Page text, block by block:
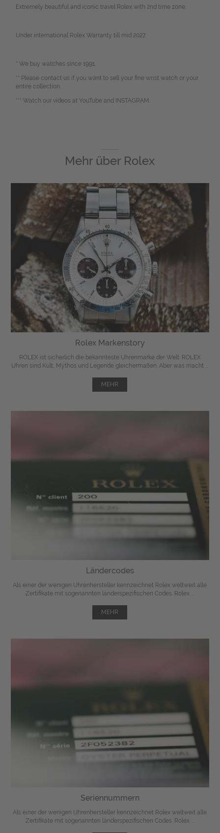
Extremely beautiful and iconic travel Rolex with 2nd time zone.
Under international Rolex Warranty till mid 2027.
* We buy watches since 1991.
** Please contact us if you want to sell your fine wrist watch or your
entire collection.
*** Watch our videos at YouTube and INSTAGRAM.
Mehr über Rolex
Rolex Markenstory
ROLEX ist sicherlich die bekannteste Uhrenmarke der Welt. ROLEX
Uhren sind Kult, Mythos und Legende gleichermaßen. Aber was macht ...
MEHR
Ländercodes
Als einer der wenigen Uhrenhersteller kennzeichnet Rolex weltweit alle
Zertifikate mit sogenannten länderspezifischen Codes. Rolex ...
MEHR
Seriennummern
Als einer der wenigen Uhrenhersteller kennzeichnet Rolex weltweit alle
Zertifikate mit sogenannten länderspezifischen Codes. Rolex ...